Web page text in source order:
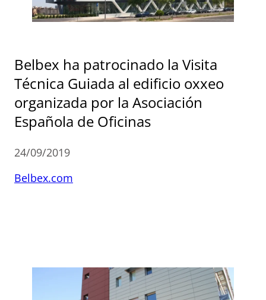
Belbex ha patrocinado la Visita
Técnica Guiada al edificio oxxeo
organizada por la Asociación
Española de Oficinas
24/09/2019
Belbex.com